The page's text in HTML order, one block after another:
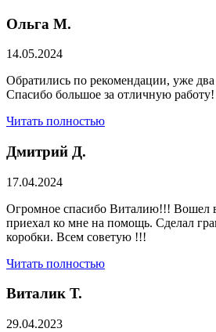
Ольга М.
14.05.2024
Обратились по рекомендации, уже
Спасибо большое за отличную работу!
Читать полностью
Дмитрий Д.
17.04.2024
Огромное спасибо Виталию!!! Вошел
приехал ко мне на помощь. Сделал
коробки. Всем советую !!!
Читать полностью
Виталик Т.
29.04.2023